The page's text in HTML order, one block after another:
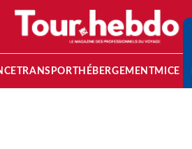
TRANSPORT HÉBERGEMENTMICE